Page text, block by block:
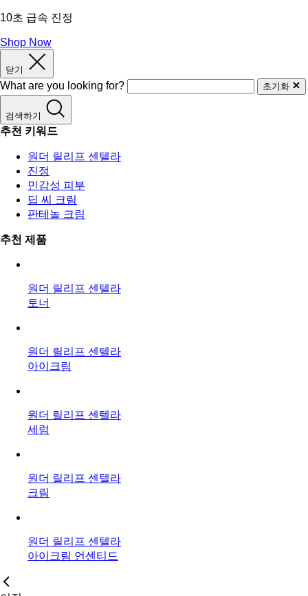
10초 급속 진정
Shop Now
닫기
What are you looking for? 초기화
검색하기
추천 키워드
원더 릴리프 센텔라
진정
민감성 피부
딥 씨 크림
판테놀 크림
추천 제품
원더 릴리프 센텔라
토너
원더 릴리프 센텔라
아이크림
원더 릴리프 센텔라
세럼
원더 릴리프 센텔라
크림
원더 릴리프 센텔라
아이크림 언센티드